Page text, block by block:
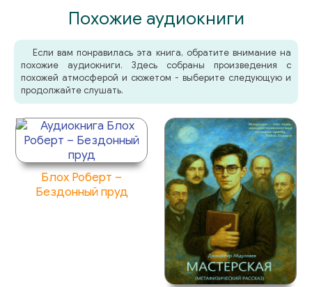
Похожие аудиокниги
Если вам понравилась эта книга, обратите внимание на
похожие аудиокниги. Здесь собраны произведения с
похожей атмосферой и сюжетом - выберите следующую и
продолжайте слушать.
Блох Роберт –
Бездонный пруд